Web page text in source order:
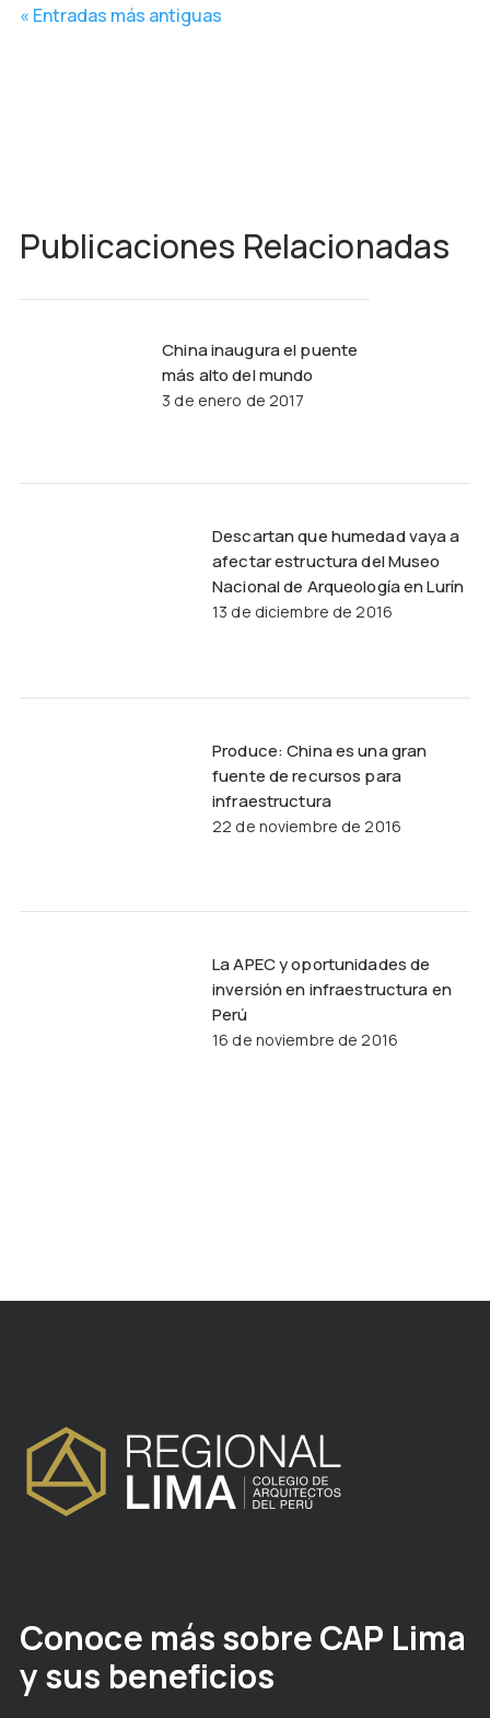
« Entradas más antiguas
Publicaciones Relacionadas
China inaugura el puente
más alto del mundo
3 de enero de 2017
Descartan que humedad vaya a
afectar estructura del Museo
Nacional de Arqueología en Lurín
13 de diciembre de 2016
Produce: China es una gran
fuente de recursos para
infraestructura
22 de noviembre de 2016
La APEC y oportunidades de
inversión en infraestructura en
Perú
16 de noviembre de 2016
Conoce más sobre CAP Lima
y sus beneficios